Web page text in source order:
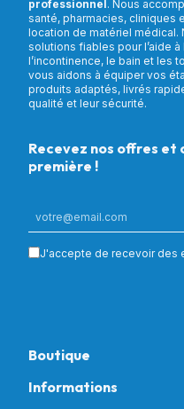
professionnel. Nous
santé, pharmacies, cliniques
location de matériel
solutions fiables pour l’aide
l’incontinence, le bain et les
vous aidons à équiper vos
produits adaptés, livrés
qualité et leur sécurité.
Recevez nos offres et
première !
J'accepte de recevoir des
Boutique
Informations